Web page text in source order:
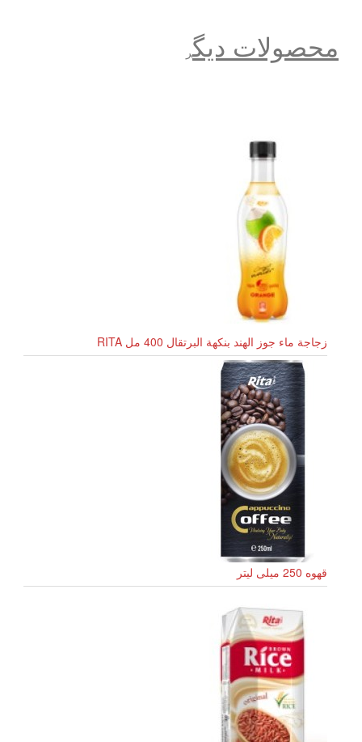
محصولات دیگر
زجاجة ماء جوز الهند بنكهة البرتقال 400 مل RITA
قهوه 250 میلی لیتر